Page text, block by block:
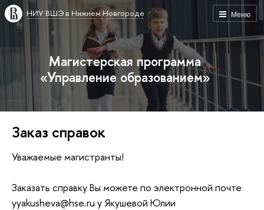
Меню
НИУ ВШЭ в Нижнем Новгороде
Магистерская программа
«Управление образованием»
Заказ справок
Уважаемые магистранты!
Заказать справку Вы можете по электронной почте
yyakusheva@hse.ru у Якушевой Юлии